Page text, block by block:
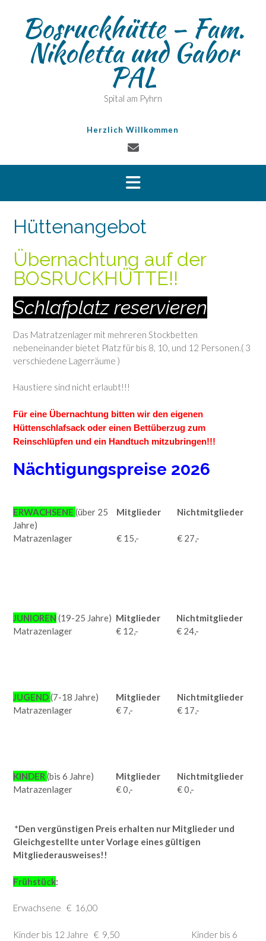
contentBosruckhütte – Fam.
Nikoletta und Gabor
PAL
Spital am Pyhrn
Herzlich Willkommen
Hüttenangebot
Übernachtung auf der
BOSRUCKHÜTTE!!
Schlafplatz reservieren
Das Matratzenlager mit mehreren Stockbetten
nebeneinander bietet Platz für bis 8, 10, und 12 Personen.( 3
verschiedene Lagerräume )
Haustiere sind nicht erlaubt!!!
Für eine Übernachtung bitten wir den eigenen
Hüttenschlafsack oder einen Bettüberzug zum
Reinschlüpfen und ein Handtuch mitzubringen!!!
Nächtigungspreise 2026
ERWACHSENE (über 25
Jahre)
Mitglieder Nichtmitglieder
Matrazenlager € 15,- € 27,-
JUNIOREN (19-25 Jahre) Mitglieder
Nichtmitglieder
Matrazenlager
€ 12,- € 24,-
JUGEND(7-18 Jahre) Mitglieder
Nichtmitglieder
Matrazenlager
€ 7,- € 17,-
KINDER (bis 6 Jahre) Mitglieder
Nichtmitglieder
Matrazenlager
€ 0,- € 0,-
*Den vergünstigen Preis erhalten nur Mitglieder und
Gleichgestellte unter Vorlage eines gültigen
Mitgliederausweises!!
Frühstück:
Erwachsene € 16,00
Kinder bis 12 Jahre € 9,50 Kinder bis 6